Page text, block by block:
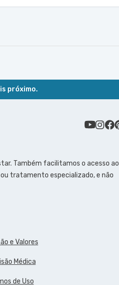
próximo.
Também facilitamos o acesso ao
tratamento especializado, e não
e Valores
Médica
de Uso